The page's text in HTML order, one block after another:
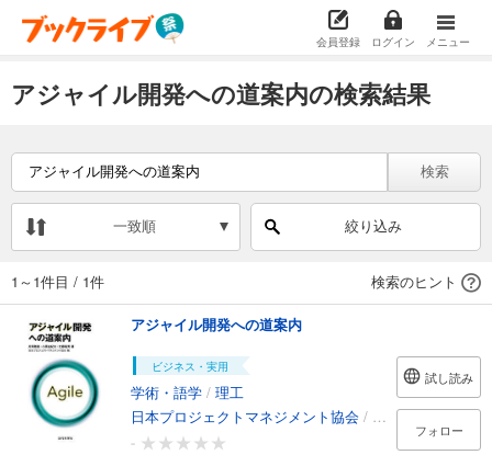
会員登録 ログイン メニュー
アジャイル開発への道案内の検索結果
検索
一致順 絞り込み
1～1件目 / 1件 検索のヒント
アジャイル開発への道案内
ビジネス・実用
学術・語学 / 理工
日本プロジェクトマネジメント協会 / 片岡雅憲/小原由
-
試し読み
フォロー